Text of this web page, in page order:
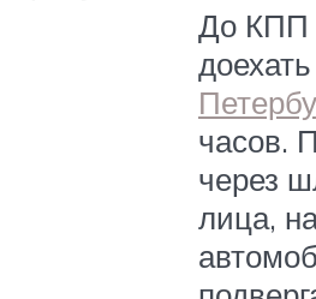
До КПП
часов.
через
лица,